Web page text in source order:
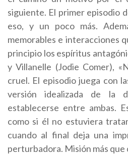
siguiente. El primer episodio
eso, y un poco más.
memorables e interacciones
principio los espíritus
y Villanelle (Jodie Comer),
cruel. El episodio juega con
versión idealizada de la
establecerse entre ambas.
como si él no estuviera
cuando al final deja una
perturbadora. Misión más que